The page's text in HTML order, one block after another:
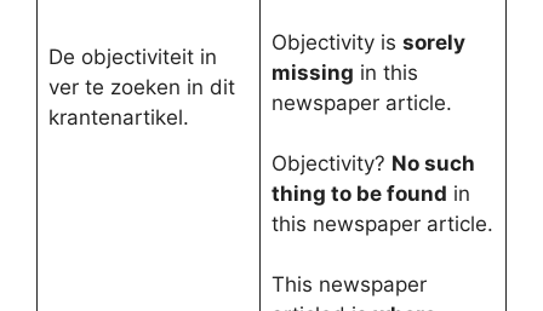
De objectiviteit in
ver te zoeken in dit
krantenartikel.
Objectivity is sorely
missing in this
newspaper article.
Objectivity? No such
thing to be found in
this newspaper article.
This newspaper